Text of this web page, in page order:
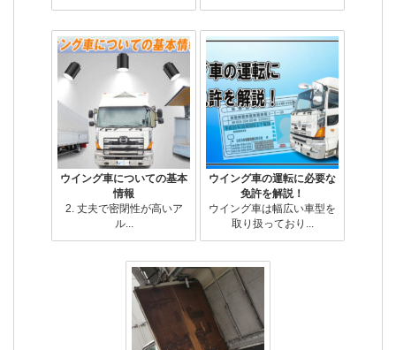
ウイング車についての基本
情報
2. 丈夫で密閉性が高いア
ル...
ウイング車の運転に必要な
免許を解説！
ウイング車は幅広い車型を
取り扱っており...